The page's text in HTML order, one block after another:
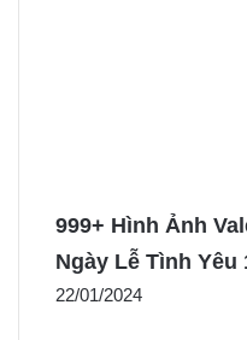
999+ Hình Ảnh
Ngày Lễ Tình Yêu
22/01/2024